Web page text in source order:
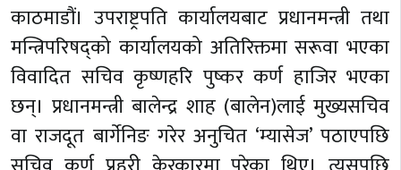
काठमाडौं। उपराष्ट्रपति कार्यालयबाट प्रधानमन्त्री तथा
मन्त्रिपरिषद्को कार्यालयको अतिरिक्तमा सरूवा भएका
विवादित सचिव कृष्णहरि पुष्कर कर्ण हाजिर भएका
छन्। प्रधानमन्त्री बालेन्द्र शाह (बालेन)लाई मुख्यसचिव
वा राजदूत बार्गेनिङ गरेर अनुचित ‘म्यासेज’ पठाएपछि